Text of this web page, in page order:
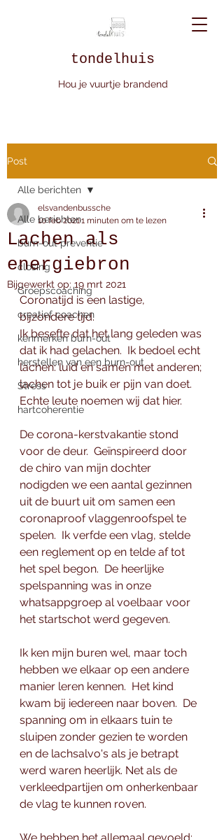
tondelhuis
Hou je vuurtje brandend
Post
Alle berichten
burn-out preventie
closing
Groepscoaching
creatief coachen
kenmerken burn-out
herstellen van een burn-out
Stress
hartcoherentie
Alle berichten
Lachen als
energiebron
elsvandenbussche
10 feb 20211 minuten om te lezen
Bijgewerkt op:19 mrt 2021
Coronatijd is een lastige,
bijzondere tijd.
Ik besefte dat het lang geleden was
dat ik had gelachen.  Ik bedoel echt
lachen: luid en samen met anderen;
lachen tot je buik er pijn van doet.
Echte leute noemen wij dat hier.
De corona-kerstvakantie stond
voor de deur.  Geïnspireerd door
de chiro van mijn dochter
nodigden we een aantal gezinnen
uit de buurt uit om samen een
coronaproof vlaggenroofspel te
spelen.  Ik verfde een vlag, stelde
een reglement op en telde af tot
het spel begon.  De heerlijke
spelspanning was in onze
whatsappgroep al voelbaar voor
het startschot werd gegeven.
Ik ken mijn buren wel, maar toch
hebben we elkaar op een andere
manier leren kennen.  Het kind
kwam bij iedereen naar boven.  De
spanning om in elkaars tuin te
sluipen zonder gezien te worden
en de lachsalvo's als je betrapt
werd waren heerlijk. Net als de
verkleedpartijen om onherkenbaar
de vlag te kunnen roven.